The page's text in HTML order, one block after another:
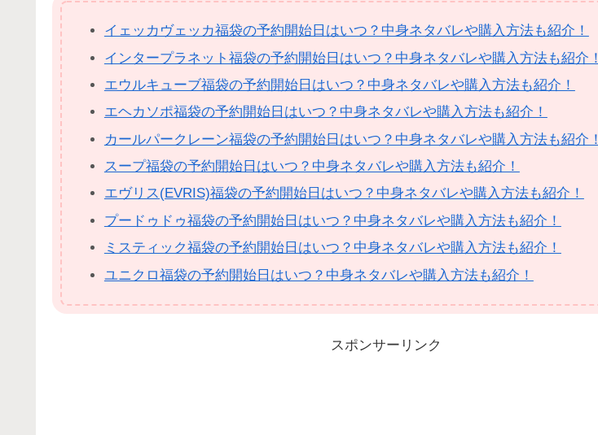
イェッカヴェッカ福袋の予約開始日はいつ？中身ネタバレや購入方法も紹介！
インタープラネット福袋の予約開始日はいつ？中身ネタバレや購入方法も紹介！
エウルキューブ福袋の予約開始日はいつ？中身ネタバレや購入方法も紹介！
エヘカソポ福袋の予約開始日はいつ？中身ネタバレや購入方法も紹介！
カールパークレーン福袋の予約開始日はいつ？中身ネタバレや購入方法も紹介！
スープ福袋の予約開始日はいつ？中身ネタバレや購入方法も紹介！
エヴリス(EVRIS)福袋の予約開始日はいつ？中身ネタバレや購入方法も紹介！
プードゥドゥ福袋の予約開始日はいつ？中身ネタバレや購入方法も紹介！
ミスティック福袋の予約開始日はいつ？中身ネタバレや購入方法も紹介！
ユニクロ福袋の予約開始日はいつ？中身ネタバレや購入方法も紹介！
スポンサーリンク